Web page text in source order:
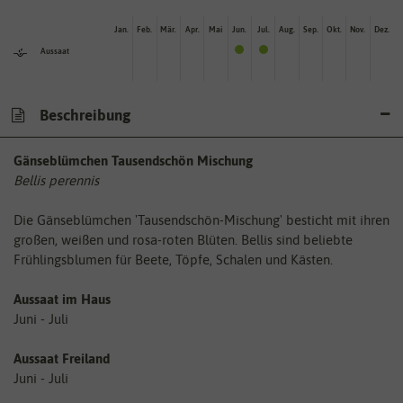
Aussaat
Jan. Feb. Mär. Apr. Mai Jun. Jul. Aug. Sep. Okt. Nov. Dez.
Beschreibung
Gänseblümchen Tausendschön Mischung
Bellis perennis
Die Gänseblümchen 'Tausendschön-Mischung' besticht mit ihren
großen, weißen und rosa-roten Blüten. Bellis sind beliebte
Frühlingsblumen für Beete, Töpfe, Schalen und Kästen.
Aussaat im Haus
Juni - Juli
Aussaat Freiland
Juni - Juli